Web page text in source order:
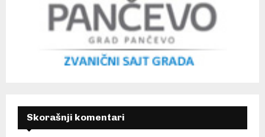
Skorašnji komentari